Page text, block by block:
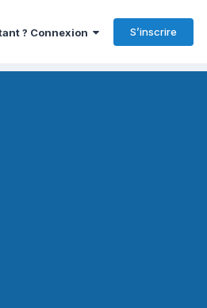
? Connexion S’inscrire